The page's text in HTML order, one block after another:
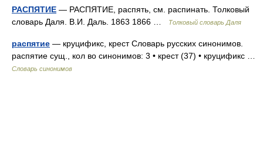
РАСПЯТИЕ — РАСПЯТИЕ, распять, см. распинать. Толковый
словарь Даля. В.И. Даль. 1863 1866 …
Толковый словарь Даля
распятие — круцификс, крест Словарь русских синонимов.
распятие сущ., кол во синонимов: 3 • крест (37) • круцификс …
Словарь синонимов